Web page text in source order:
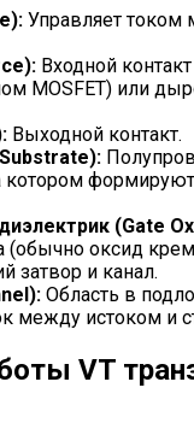
Управляет
Входной
MOSFET) или
Выходной контакт.
котором
(Gate
(обычно оксид
затвор и канал.
Область в
между истоком и
VT